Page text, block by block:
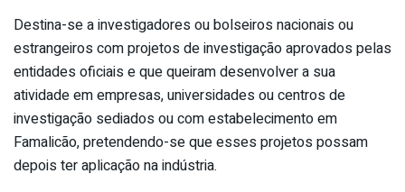
Destina-se a investigadores ou bolseiros nacionais ou
estrangeiros com projetos de investigação aprovados pelas
entidades oficiais e que queiram desenvolver a sua
atividade em empresas, universidades ou centros de
investigação sediados ou com estabelecimento em
Famalicão, pretendendo-se que esses projetos possam
depois ter aplicação na indústria.